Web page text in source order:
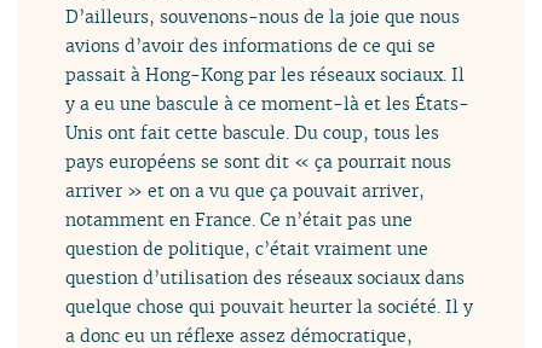
D’ailleurs, souvenons-nous de la joie que nous
avions d’avoir des informations de ce qui se
passait à Hong-Kong par les réseaux sociaux. Il
y a eu une bascule à ce moment-là et les États-
Unis ont fait cette bascule. Du coup, tous les
pays européens se sont dit « ça pourrait nous
arriver » et on a vu que ça pouvait arriver,
notamment en France. Ce n’était pas une
question de politique, c’était vraiment une
question d’utilisation des réseaux sociaux dans
quelque chose qui pouvait heurter la société. Il y
a donc eu un réflexe assez démocratique,